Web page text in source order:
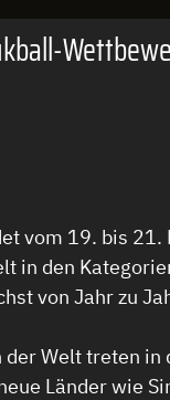
vom 19. bis
in den
von Jahr zu
Welt treten
Länder wie